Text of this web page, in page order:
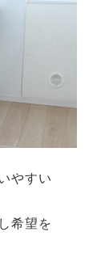
やすい
希望を